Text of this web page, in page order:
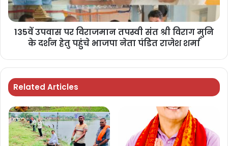
135वें उपवास पर विराजमान तपस्वी संत श्री विराग मुनि
के दर्शन हेतु पहुंचे भाजपा नेता पंडित राजेश शर्मा
Related Articles